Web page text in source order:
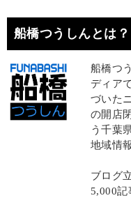
船橋つうしんとは？
船橋つ
ディア
づいた
の開店
う千葉
地域情
ブログ
5,000